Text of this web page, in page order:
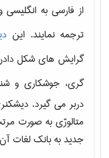
از فارسی به انگلیسی
ترجمه نمایند. این
گرایش های شکل
گری، جوشکاری و
دربر می گیرد.
متالوژی به صورت
جدید به بانک لغات